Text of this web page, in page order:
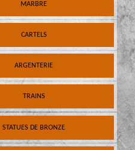
MARBRE
CARTELS
ARGENTERIE
TRAINS
STATUES DE BRONZE